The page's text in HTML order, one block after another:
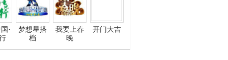
·
梦想星搭
档
我要上春
晚
开门大吉